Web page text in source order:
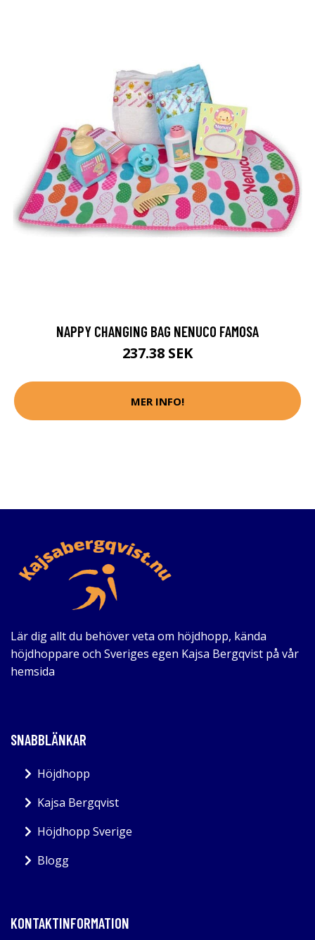
NAPPY CHANGING BAG NENUCO FAMOSA
237.38 SEK
MER INFO!
Lär dig allt du behöver veta om höjdhopp, kända
höjdhoppare och Sveriges egen Kajsa Bergqvist på vår
hemsida
SNABBLÄNKAR
Höjdhopp
Kajsa Bergqvist
Höjdhopp Sverige
Blogg
KONTAKTINFORMATION